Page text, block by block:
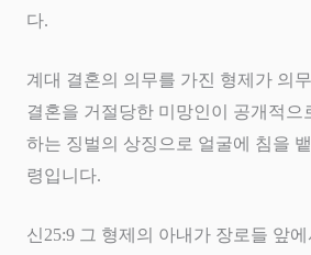
다.
계대 결혼의 의무를 가진 형제가 의
결혼을 거절당한 미망인이 공개적으
하는 징벌의 상징으로 얼굴에 침을
령입니다.
신 25:9 그 형제의 아내가 장로들 앞